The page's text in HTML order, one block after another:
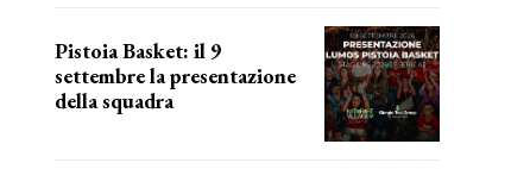
Pistoia Basket: il 9
settembre la presentazione
della squadra